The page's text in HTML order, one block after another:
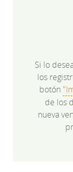
Si lo
los
botón
de los
nueva